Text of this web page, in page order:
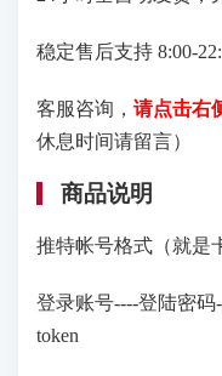
稳定售后支持 8:00-
客服咨询， 请点击右
休息时间请留言）
商品说明
推特帐号格式（就是
登录账号----登陆密码
token